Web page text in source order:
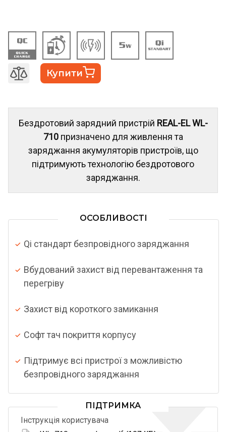
Купити
Бездротовий зарядний пристрій REAL-EL WL-
710призначено для живлення та
заряджання акумуляторів пристроїв, що
підтримують технологію бездротового
заряджання.
ОСОБЛИВОСТІ
Qi стандарт безпровідного заряджання
Вбудований захист від перевантаження та
перегріву
Захист від короткого замикання
Софт тач покриття корпусу
Підтримує всі пристрої з можливістю
безпровідного заряджання
ПІДТРИМКА
Інструкція користувача